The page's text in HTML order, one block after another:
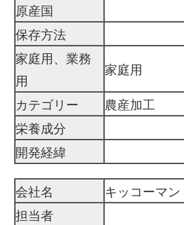
原産国
保存方法
家庭用、業務
用
家庭用
カテゴリー
農産加工
栄養成分
開発経緯
会社名
キッコーマン
担当者